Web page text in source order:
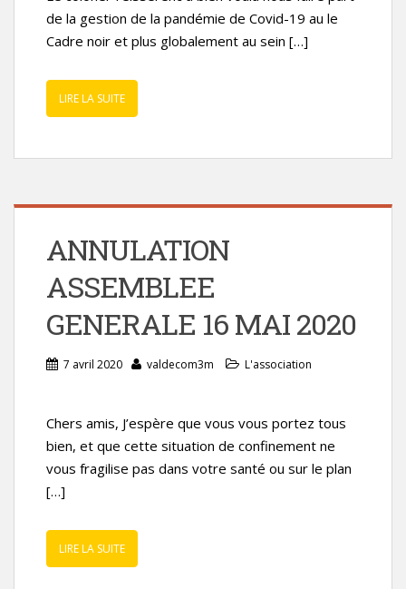
de la gestion de la pandémie de Covid-19 au le
Cadre noir et plus globalement au sein […]
LIRE LA SUITE
ANNULATION
ASSEMBLEE
GENERALE 16 MAI 2020
7 avril 2020 valdecom3m L'association
Chers amis, J’espère que vous vous portez tous
bien, et que cette situation de confinement ne
vous fragilise pas dans votre santé ou sur le plan
[…]
LIRE LA SUITE